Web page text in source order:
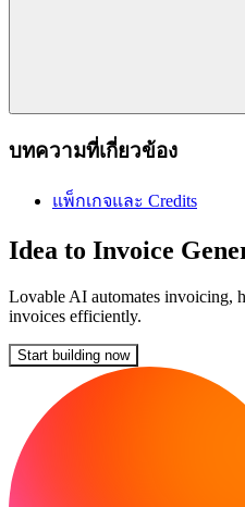
บทความที่เกี่ยวข้อง
แพ็กเกจและ Credits
Idea to Invoice
Lovable AI automates invoicing,
invoices efficiently.
Start building now